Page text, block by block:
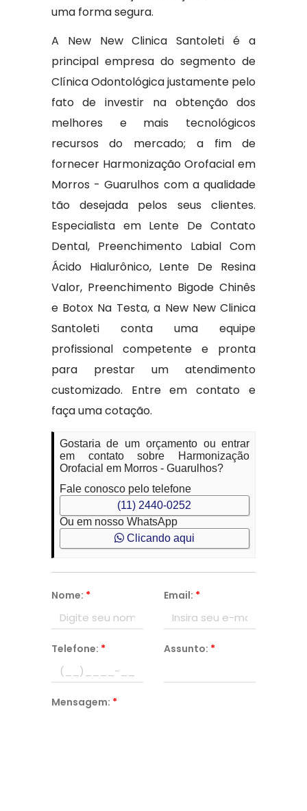
uma forma segura.
A New New Clinica Santoleti é a
principal empresa do segmento de
Clínica Odontológica justamente pelo
fato de investir na obtenção dos
melhores e mais tecnológicos
recursos do mercado; a fim de
fornecer Harmonização Orofacial em
Morros - Guarulhos com a qualidade
tão desejada pelos seus clientes.
Especialista em Lente De Contato
Dental, Preenchimento Labial Com
Ácido Hialurônico, Lente De Resina
Valor, Preenchimento Bigode Chinês
e Botox Na Testa, a New New Clinica
Santoleti conta uma equipe
profissional competente e pronta
para prestar um atendimento
customizado. Entre em contato e
faça uma cotação.
Gostaria de um orçamento ou entrar
em contato sobre Harmonização
Orofacial em Morros - Guarulhos?
Fale conosco pelo telefone
(11) 2440-0252
Ou em nosso WhatsApp
Clicando aqui
Nome: * Email: *
Telefone: * Assunto: *
Mensagem: *